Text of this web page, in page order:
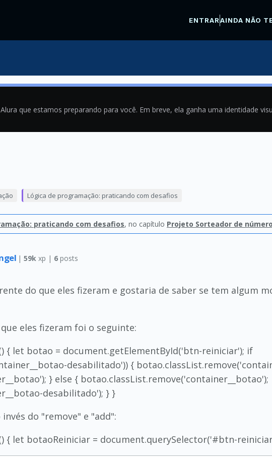
ENTRARAINDA NÃO
que estamos preparando para você. Em breve, ela ganha uma identidade
Lógica de programação: praticando com desafios
praticando com desafios, no capítulo Projeto Sorteador de
|59k xp | 6 posts
do que eles fizeram e gostaria de saber se tem algum
eles fizeram foi o seguinte:
{ let botao = document.getElementById('btn-reiniciar'); if
desabilitado')) {
} else { botao.classList.remove('container__botao');
desabilitado'); } }
do "remove" e "add":
let botaoReiniciar = document.querySelector('#btn-